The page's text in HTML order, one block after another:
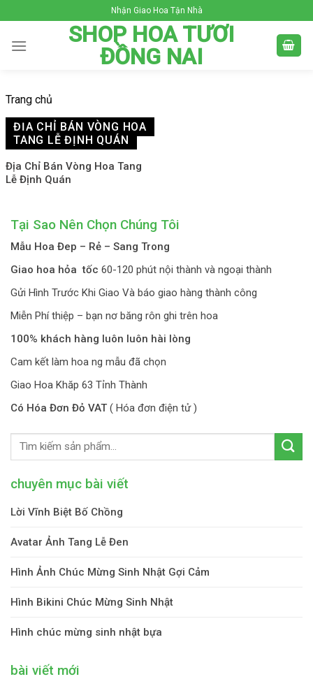
to
content
Nhận Giao Hoa Tận Nhà
SHOP HOA TƯƠI
ĐỒNG NAI
Trang chủ
ĐỊA CHỈ BÁN VÒNG HOA
TANG LỄ ĐỊNH QUÁN
Địa Chỉ Bán Vòng Hoa Tang
Lễ Định Quán
Tại Sao Nên Chọn Chúng Tôi
Mẫu Hoa Đep – Rẻ – Sang Trong
Giao hoa hỏa tốc 60-120 phút nội thành và ngoại thành
Gửi Hình Trước Khi Giao Và báo giao hàng thành công
Miễn Phí thiệp – bạn nơ băng rôn ghi trên hoa
100% khách hàng luôn luôn hài lòng
Cam kết làm hoa ng mẫu đã chọn
Giao Hoa Khăp 63 Tỉnh Thành
Có Hóa Đơn Đỏ VAT ( Hóa đơn điện tử )
chuyên mục bài viết
Lời Vĩnh Biệt Bố Chồng
Avatar Ảnh Tang Lễ Đen
Hình Ảnh Chúc Mừng Sinh Nhật Gợi Cảm
Hình Bikini Chúc Mừng Sinh Nhật
Hình chúc mừng sinh nhật bựa
bài viết mới